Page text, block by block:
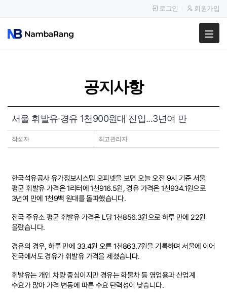
팔고
공지사항
이용후기
로그인 회원가입
공지사항
서울 휘발유·경유 1천900원대 진입...3년여 만
작성자 최고관리자
한국석유공사 유가정보시스템 오피넷을 보면 오늘 오전 9시 기준 서울
평균 휘발유 가격은 1리터에 1천916.5원, 경유 가격은 1천934.1원으로
3년여 만에 1천9백 원대를 돌파했습니다.
전국 주유소 평균 휘발유 가격은 L당 1천856.3원으로 하루 만에 22원
올랐습니다.
경유의 경우, 하루 만에 33.4원 오른 1천863.7원을 기록하며 서울에 이어
전국에서도 경유가 휘발유 가격을 제쳤습니다.
휘발유는 개인 차량 중심이지만 경유는 화물차 등 영업용과 산업계
수요가 많아 가격 변동에 따른 수요 탄력성이 낮습니다.